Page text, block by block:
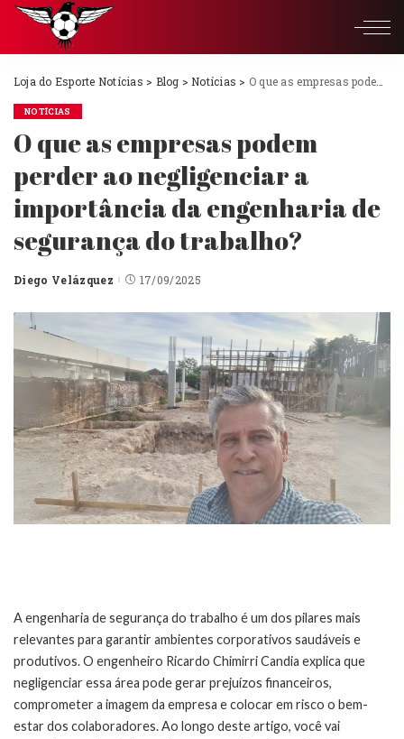
Loja do Esporte Notícias > Blog > Notícias > O que as empresas podem perder ao negligenciar a importância da engenharia de segurança do trabalho?
NOTÍCIAS
O que as empresas podem
perder ao negligenciar a
importância da engenharia de
segurança do trabalho?
Posted
Diego Velázquez 17/09/2025
A engenharia de segurança do trabalho é um dos pilares mais
relevantes para garantir ambientes corporativos saudáveis e
produtivos. O engenheiro Ricardo Chimirri Candia explica que
negligenciar essa área pode gerar prejuízos financeiros,
comprometer a imagem da empresa e colocar em risco o bem-
estar dos colaboradores. Ao longo deste artigo, você vai